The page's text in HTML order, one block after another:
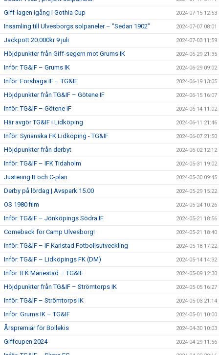
Giff-lagen igång i Gothia Cup 2024-07-15 12:53
Insamling till Ulvesborgs solpaneler – ”Sedan 1902” 2024-07-07 08:01
Jackpott 20.000kr 9 juli 2024-07-03 11:59
Höjdpunkter från Giff-segern mot Grums IK 2024-06-29 21:35
Inför: TG&IF – Grums IK 2024-06-29 09:02
Inför: Forshaga IF – TG&IF 2024-06-19 13:05
Höjdpunkter från TG&IF – Götene IF 2024-06-15 16:07
Inför: TG&IF – Götene IF 2024-06-14 11:02
Här avgör TG&IF i Lidköping 2024-06-11 21:46
Inför: Syrianska FK Lidköping - TG&IF 2024-06-07 21:50
Höjdpunkter från derbyt 2024-06-02 12:12
Inför: TG&IF – IFK Tidaholm 2024-05-31 19:02
Justering B och C-plan 2024-05-30 09:45
Derby på lördag | Avspark 15.00 2024-05-29 15:22
OS 1980 film 2024-05-24 10:26
Inför: TG&IF – Jönköpings Södra IF 2024-05-21 18:56
Comeback för Camp Ulvesborg! 2024-05-21 18:40
Inför: TG&IF – IF Karlstad Fotbollsutveckling 2024-05-18 17:22
Inför: TG&IF – Lidköpings FK (DM) 2024-05-14 14:32
Inför: IFK Mariestad – TG&IF 2024-05-09 12:30
Höjdpunkter från TG&IF – Strömtorps IK 2024-05-05 16:27
Inför: TG&IF – Strömtorps IK 2024-05-03 21:14
Inför: Grums IK – TG&IF 2024-05-01 10:00
Årspremiär för Bollekis 2024-04-30 10:03
Giffcupen 2024 2024-04-29 11:56